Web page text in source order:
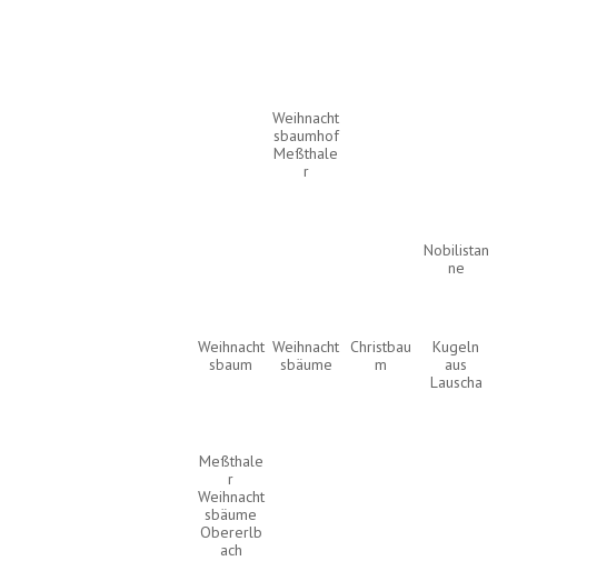
Weihnacht
sbaumhof
Meßthale
r
Nobilistan
ne
Weihnacht
sbaum
Weihnacht
sbäume
Christbau
m
Kugeln
aus
Lauscha
Meßthale
r
Weihnacht
sbäume
Obererlb
ach